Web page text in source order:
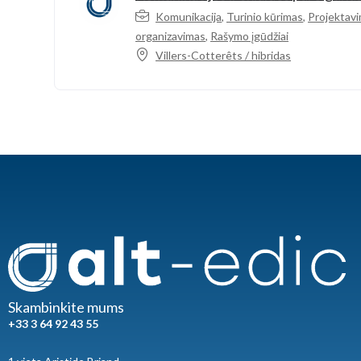
Komunikacija, Turinio kūrimas,
organizavimas, Rašymo įgūdžiai
Villers-Cotterêts / hibridas
Skambinkite mums
+33 3 64 92 43 55